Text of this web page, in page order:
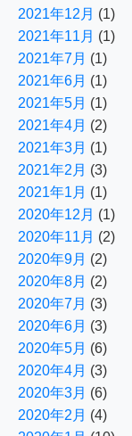
2021年12月 (1)
2021年11月 (1)
2021年7月 (1)
2021年6月 (1)
2021年5月 (1)
2021年4月 (2)
2021年3月 (1)
2021年2月 (3)
2021年1月 (1)
2020年12月 (1)
2020年11月 (2)
2020年9月 (2)
2020年8月 (2)
2020年7月 (3)
2020年6月 (3)
2020年5月 (6)
2020年4月 (3)
2020年3月 (6)
2020年2月 (4)